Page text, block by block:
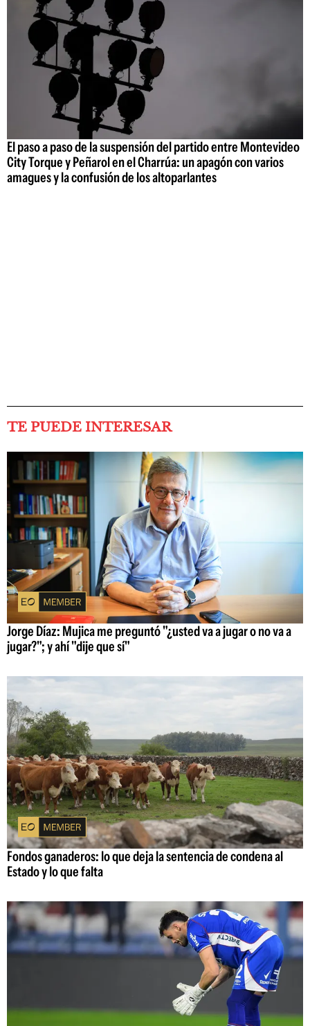
El paso a paso de la suspensión del partido entre Montevideo
City Torque y Peñarol en el Charrúa: un apagón con varios
amagues y la confusión de los altoparlantes
TE PUEDE INTERESAR
Jorge Díaz: Mujica me preguntó "¿usted va a jugar o no va a
jugar?"; y ahí "dije que sí"
Fondos ganaderos: lo que deja la sentencia de condena al
Estado y lo que falta